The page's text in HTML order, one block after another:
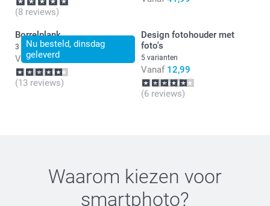
Afmetingen kleine voorraadpot:
Afmetingen grote voorraadpot:
(8 reviews)
Nu besteld, dinsdag
geleverd
Borrelplank
3 varianten
Vanaf 24,99
(13 reviews)
Design fotohouder met
foto's
5 varianten
Vanaf 12,99
(6 reviews)
Waarom kiezen voor
smartphoto?